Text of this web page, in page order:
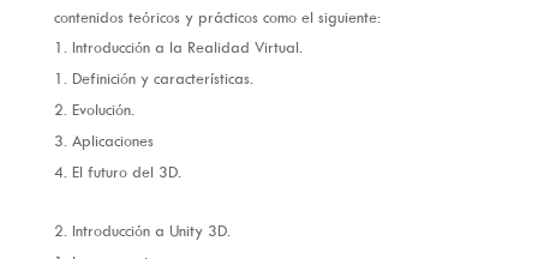
contenidos teóricos y prácticos como el siguiente:
Introducción a la Realidad Virtual.
Definición y características.
Evolución.
Aplicaciones
El futuro del 3D.
Introducción a Unity 3D.